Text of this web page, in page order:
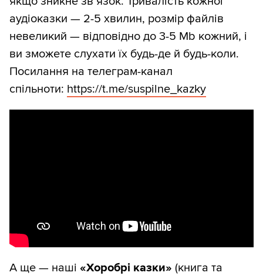
аудіоказки — 2-5 хвилин, розмір файлів
невеликий — відповідно до 3-5 Mb кожний, і
ви зможете слухати їх будь-де й будь-коли.
Посилання на телеграм-канал
спільноти: https://t.me/suspilne_kazky
А ще — наші «Хоробрі казки» (книга та